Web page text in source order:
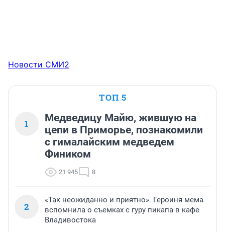
Новости СМИ2
ТОП 5
1
Медведицу Майю, жившую на
цепи в Приморье, познакомили
с гималайским медведем
Фиником
21 945 8
2
«Так неожиданно и приятно». Героиня мема
вспомнила о съемках с гуру пикапа в кафе
Владивостока